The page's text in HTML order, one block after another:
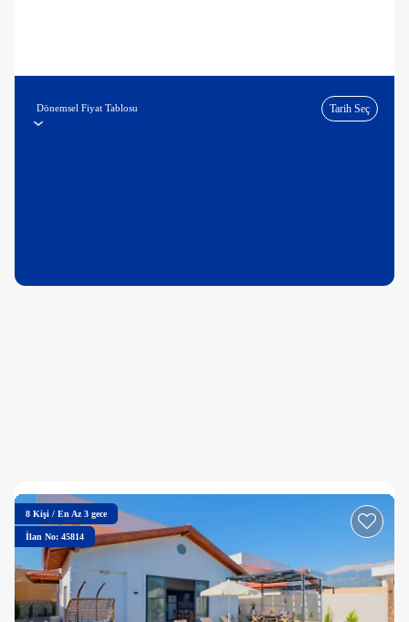
Dönemsel Fiyat Tablosu Tarih Seç
8 Kişi / En Az 3 gece
İlan No: 45814